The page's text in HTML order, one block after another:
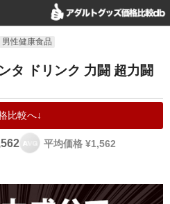
男性健康食品
タ ドリンク 力闘 超力闘
比較へ↓
平均価格 ¥1,562